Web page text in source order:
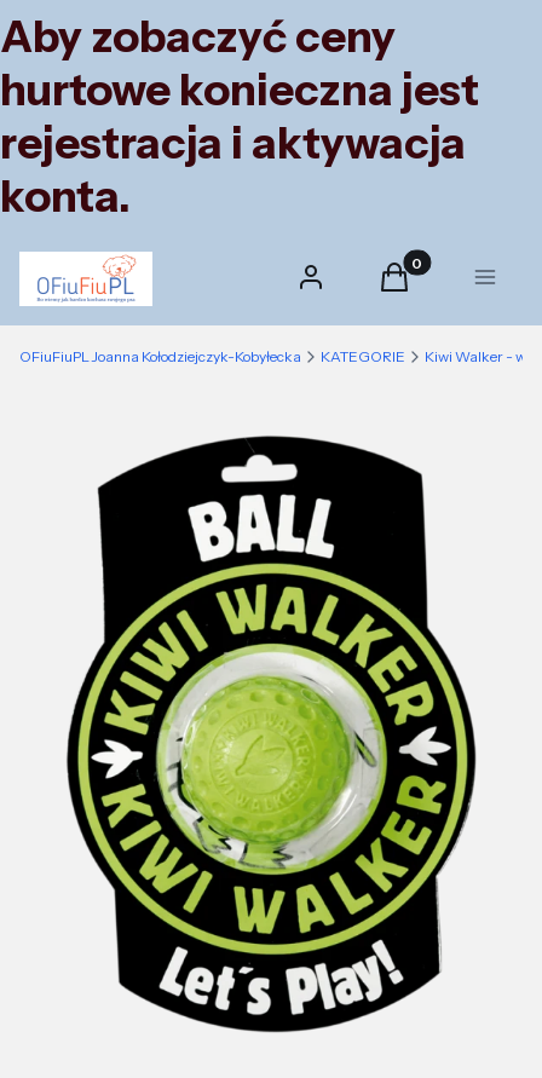
Aby zobaczyć ceny
hurtowe konieczna jest
rejestracja i aktywacja
konta.
Zaloguj się Produkty w
Koszyk Menu
OFiuFiuPL Joanna Kołodziejczyk-Kobyłecka KATEGORIE Kiwi Walker -